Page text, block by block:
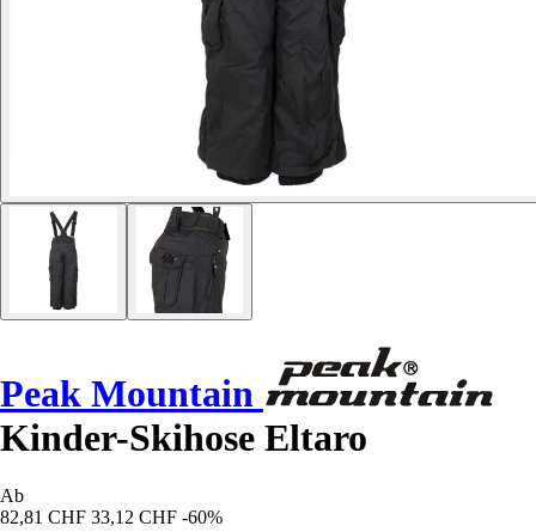
Peak Mountain
Kinder-Skihose Eltaro
Ab
82,81 CHF 33,12 CHF -60%